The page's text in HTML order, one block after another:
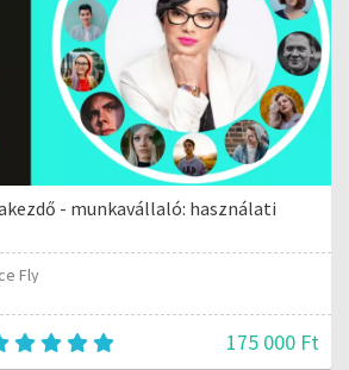
- munkavállaló: használati
Fly
175 000 Ft